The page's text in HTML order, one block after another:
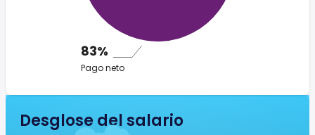
83%
Pago neto
Desglose del salario